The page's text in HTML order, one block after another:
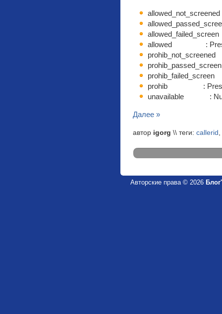
allowed :
prohib_not_screened
prohib_failed_screen
prohib :
unavailable :
Далее »
автор igorg \\ теги: callerid ,
Авторские права © 2026